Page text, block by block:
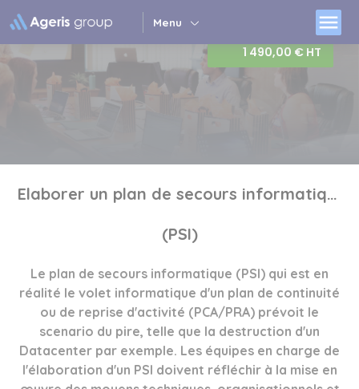
Menu menu
Elaborer un plan de secours informatique
(PSI)
Le plan de secours informatique (PSI) qui est en
réalité le volet informatique d'un plan de continuité
ou de reprise d'activité (PCA/PRA) prévoit le
scenario du pire, telle que la destruction d'un
Datacenter par exemple. Les équipes en charge de
l'élaboration d'un PSI doivent réfléchir à la mise en
1 490,00 € HT
Panneau de gestion des cookies